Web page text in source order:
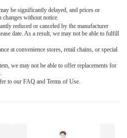
be significantly delayed, and prices or
changes without notice.
reduced or canceled by the manufacturer
date. As a result, we may not be able to fulfill
at convenience stores, retail chains, or special
we may not be able to offer replacements for
to our FAQ and Terms of Use.